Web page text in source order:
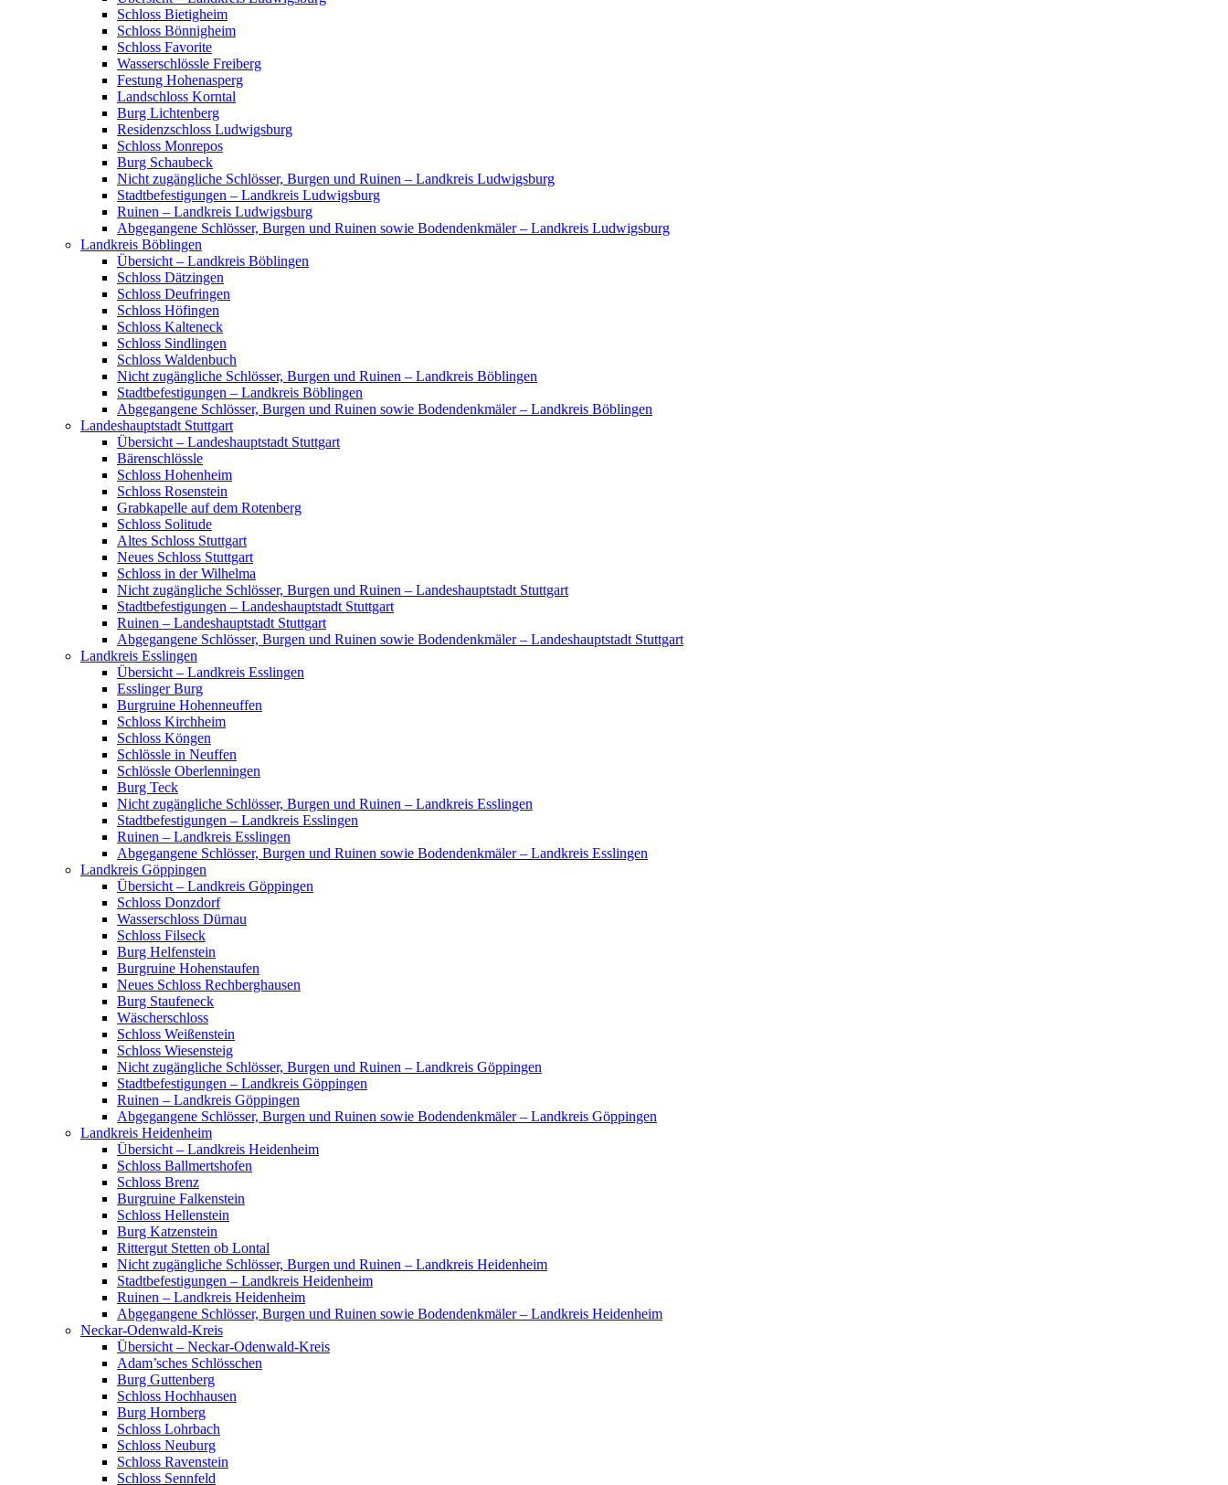
Schloss Bietigheim
Schloss Bönnigheim
Schloss Favorite
Wasserschlössle Freiberg
Festung Hohenasperg
Landschloss Korntal
Burg Lichtenberg
Residenzschloss Ludwigsburg
Schloss Monrepos
Burg Schaubeck
Nicht zugängliche Schlösser, Burgen und Ruinen – Landkreis Ludwigsburg
Stadtbefestigungen – Landkreis Ludwigsburg
Ruinen – Landkreis Ludwigsburg
Abgegangene Schlösser, Burgen und Ruinen sowie Bodendenkmäler – Landkreis Ludwigsburg
Landkreis Böblingen
Übersicht – Landkreis Böblingen
Schloss Dätzingen
Schloss Deufringen
Schloss Höfingen
Schloss Kalteneck
Schloss Sindlingen
Schloss Waldenbuch
Nicht zugängliche Schlösser, Burgen und Ruinen – Landkreis Böblingen
Stadtbefestigungen – Landkreis Böblingen
Abgegangene Schlösser, Burgen und Ruinen sowie Bodendenkmäler – Landkreis Böblingen
Landeshauptstadt Stuttgart
Übersicht – Landeshauptstadt Stuttgart
Bärenschlössle
Schloss Hohenheim
Schloss Rosenstein
Grabkapelle auf dem Rotenberg
Schloss Solitude
Altes Schloss Stuttgart
Neues Schloss Stuttgart
Schloss in der Wilhelma
Nicht zugängliche Schlösser, Burgen und Ruinen – Landeshauptstadt Stuttgart
Stadtbefestigungen – Landeshauptstadt Stuttgart
Ruinen – Landeshauptstadt Stuttgart
Abgegangene Schlösser, Burgen und Ruinen sowie Bodendenkmäler – Landeshauptstadt Stuttgart
Landkreis Esslingen
Übersicht – Landkreis Esslingen
Esslinger Burg
Burgruine Hohenneuffen
Schloss Kirchheim
Schloss Köngen
Schlössle in Neuffen
Schlössle Oberlenningen
Burg Teck
Nicht zugängliche Schlösser, Burgen und Ruinen – Landkreis Esslingen
Stadtbefestigungen – Landkreis Esslingen
Ruinen – Landkreis Esslingen
Abgegangene Schlösser, Burgen und Ruinen sowie Bodendenkmäler – Landkreis Esslingen
Landkreis Göppingen
Übersicht – Landkreis Göppingen
Schloss Donzdorf
Wasserschloss Dürnau
Schloss Filseck
Burg Helfenstein
Burgruine Hohenstaufen
Neues Schloss Rechberghausen
Burg Staufeneck
Wäscherschloss
Schloss Weißenstein
Schloss Wiesensteig
Nicht zugängliche Schlösser, Burgen und Ruinen – Landkreis Göppingen
Stadtbefestigungen – Landkreis Göppingen
Ruinen – Landkreis Göppingen
Abgegangene Schlösser, Burgen und Ruinen sowie Bodendenkmäler – Landkreis Göppingen
Landkreis Heidenheim
Übersicht – Landkreis Heidenheim
Schloss Ballmertshofen
Schloss Brenz
Burgruine Falkenstein
Schloss Hellenstein
Burg Katzenstein
Rittergut Stetten ob Lontal
Nicht zugängliche Schlösser, Burgen und Ruinen – Landkreis Heidenheim
Stadtbefestigungen – Landkreis Heidenheim
Ruinen – Landkreis Heidenheim
Abgegangene Schlösser, Burgen und Ruinen sowie Bodendenkmäler – Landkreis Heidenheim
Neckar-Odenwald-Kreis
Übersicht – Neckar-Odenwald-Kreis
Adam’sches Schlösschen
Burg Guttenberg
Schloss Hochhausen
Burg Hornberg
Schloss Lohrbach
Schloss Neuburg
Schloss Ravenstein
Schloss Sennfeld